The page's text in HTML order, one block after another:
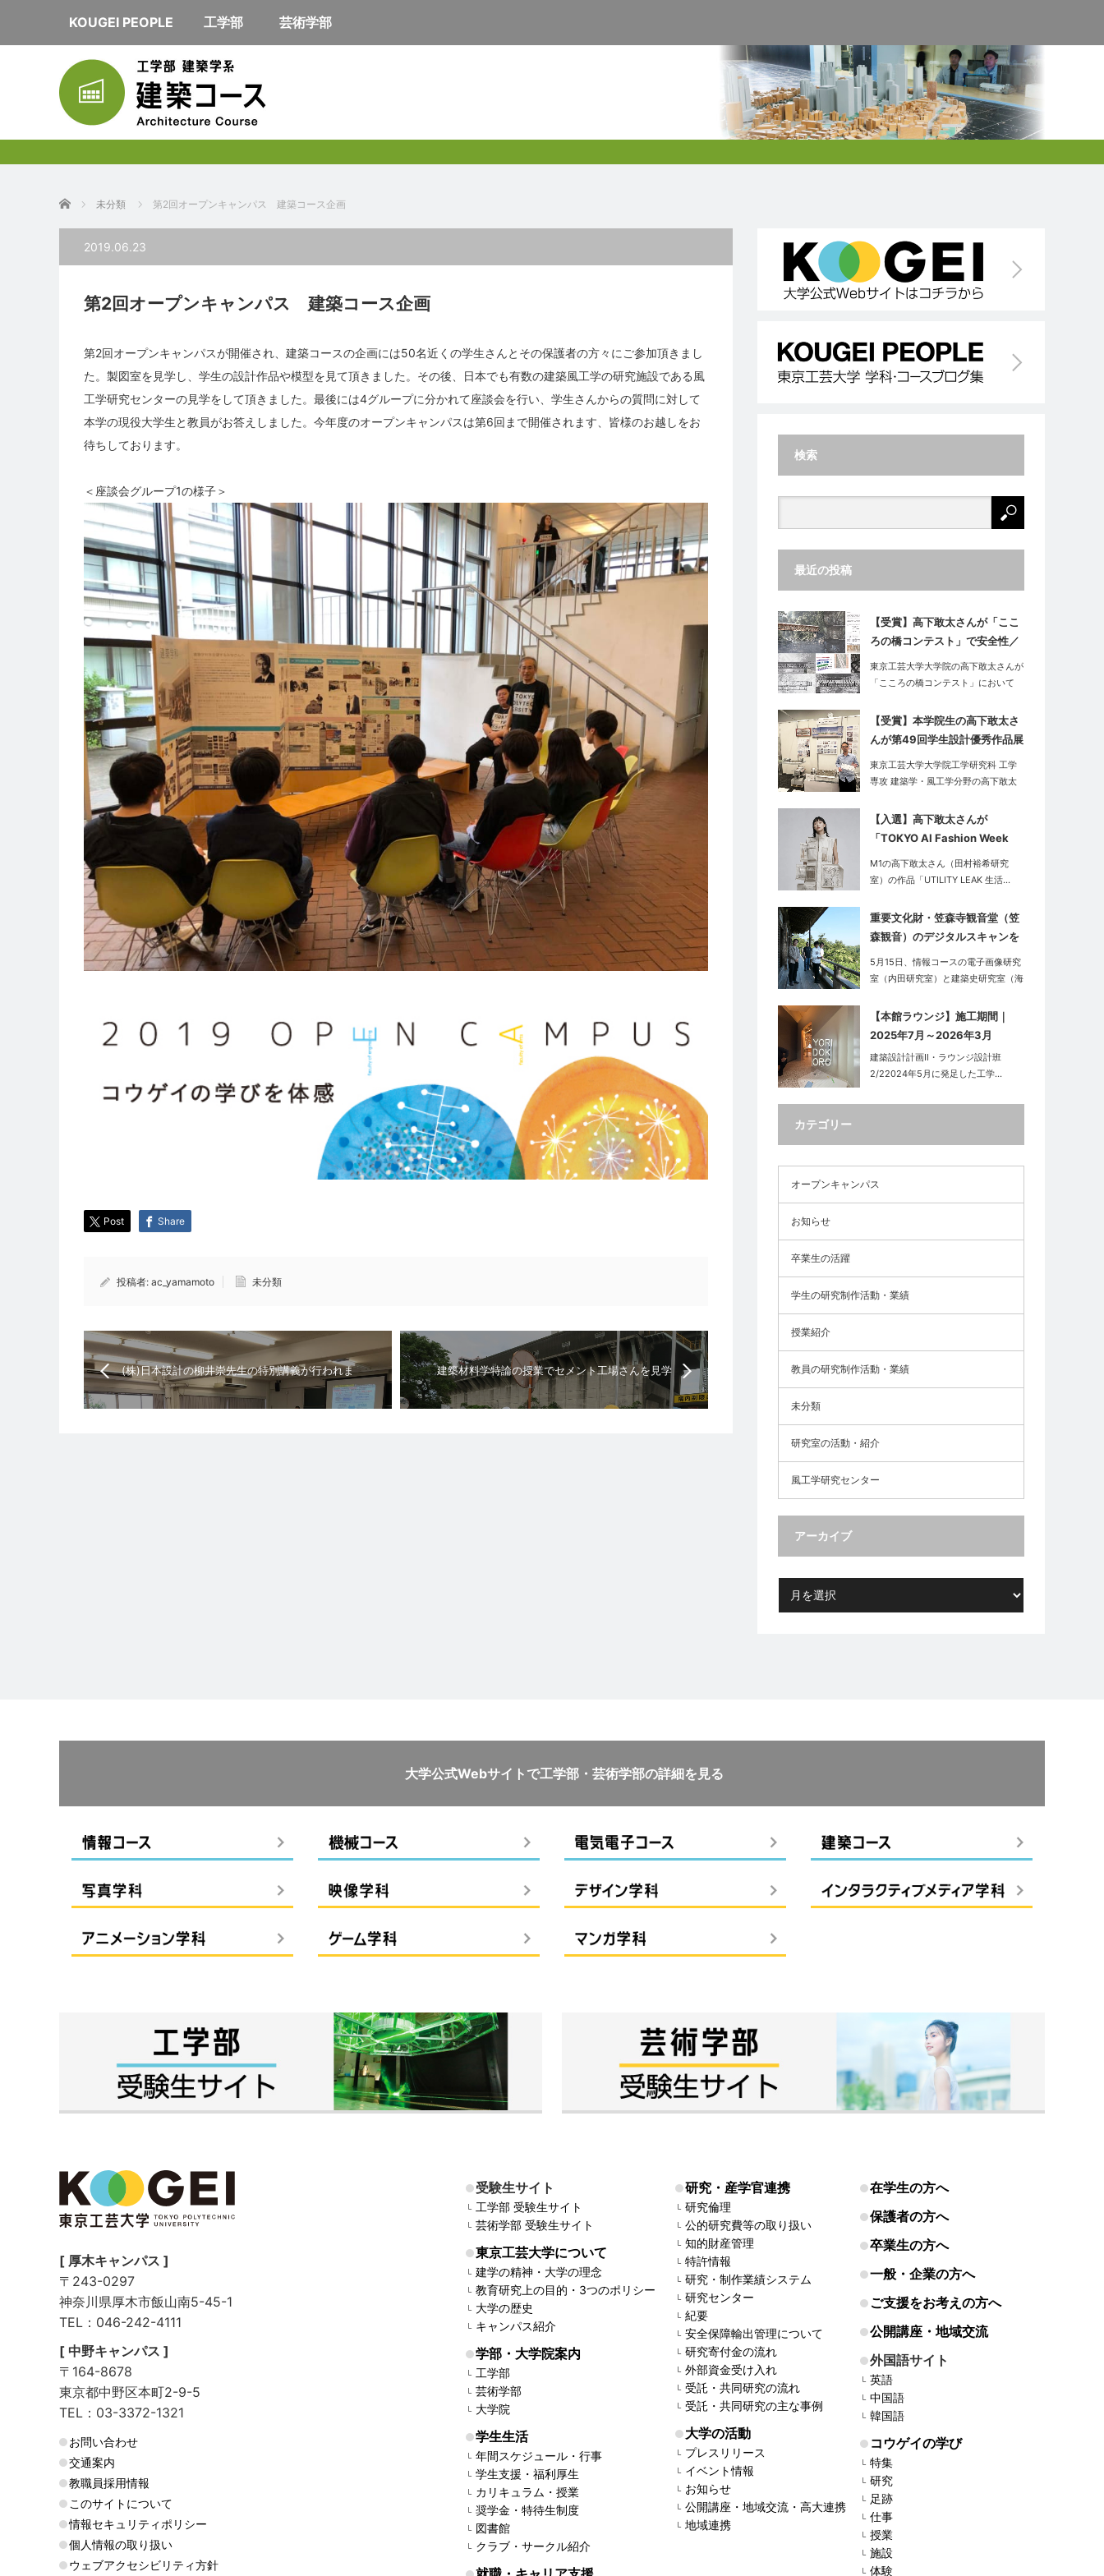
KOUGEI PEOPLE 工学部 芸術学部
ホーム 未分類 第2回オープンキャンパス 建築コース企画
2019.06.23
第2回オープンキャンパス 建築コース企画
第2回オープンキャンパスが開催され、建築コースの企画には50名近くの学生さんとその保護者の方々にご参加頂きまし
た。製図室を見学し、学生の設計作品や模型を見て頂きました。その後、日本でも有数の建築風工学の研究施設である風
工学研究センターの見学をして頂きました。最後には4グループに分かれて座談会を行い、学生さんからの質問に対して
本学の現役大学生と教員がお答えしました。今年度のオープンキャンパスは第6回まで開催されます、皆様のお越しをお
待ちしております。
＜座談会グループ1の様子＞
Post Share
投稿者: ac_yamamoto 未分類
(株)日本設計の柳井崇先生の特別講義が行われま
した。
建築材料学特論の授業でセメント工場さんを見学
してきました
検索
最近の投稿
【受賞】高下敢太さんが「ここ
ろの橋コンテスト」で安全性／
実現可能性賞を受賞
東京工芸大学大学院の高下敢太さんが
「こころの橋コンテスト」において
【受賞】本学院生の高下敢太さ
んが第49回学生設計優秀作品展
で「レモン賞」を受賞
東京工芸大学大学院工学研究科 工学
専攻 建築学・風工学分野の高下敢太
【入選】高下敢太さんが
「TOKYO AI Fashion Week
2026 Contest」に入選しまし
た
M1の高下敢太さん（田村裕希研究
室）の作品「UTILITY LEAK 生活…
重要文化財・笠森寺観音堂（笠
森観音）のデジタルスキャンを
実施
5月15日、情報コースの電子画像研究
室（内田研究室）と建築史研究室（海
【本館ラウンジ】施工期間｜
2025年7月～2026年3月
建築設計計画Ⅱ・ラウンジ設計班
2/22024年5月に発足した工学…
カテゴリー
オープンキャンパス
お知らせ
卒業生の活躍
学生の研究制作活動・業績
授業紹介
教員の研究制作活動・業績
未分類
研究室の活動・紹介
風工学研究センター
アーカイブ
大学公式Webサイトで工学部・芸術学部の詳細を見る
[ 厚木キャンパス ]
〒243-0297
神奈川県厚木市飯山南5-45-1
TEL：046-242-4111
[ 中野キャンパス ]
〒164-8678
東京都中野区本町2-9-5
TEL：03-3372-1321
お問い合わせ
交通案内
教職員採用情報
このサイトについて
情報セキュリティポリシー
個人情報の取り扱い
ウェブアクセシビリティ方針
受験生サイト
工学部 受験生サイト
芸術学部 受験生サイト
東京工芸大学について
建学の精神・大学の理念
教育研究上の目的・3つのポリシー
大学の歴史
キャンパス紹介
学部・大学院案内
工学部
芸術学部
大学院
学生生活
年間スケジュール・行事
学生支援・福利厚生
カリキュラム・授業
奨学金・特待生制度
図書館
クラブ・サークル紹介
研究・産学官連携
研究倫理
公的研究費等の取り扱い
知的財産管理
特許情報
研究・制作業績システム
研究センター
紀要
安全保障輸出管理について
研究寄付金の流れ
外部資金受け入れ
受託・共同研究の流れ
受託・共同研究の主な事例
大学の活動
プレスリリース
イベント情報
お知らせ
公開講座・地域交流・高大連携
地域連携
在学生の方へ
保護者の方へ
卒業生の方へ
一般・企業の方へ
ご支援をお考えの方へ
公開講座・地域交流
外国語サイト
英語
中国語
韓国語
コウゲイの学び
特集
研究
足跡
仕事
授業
施設
体験